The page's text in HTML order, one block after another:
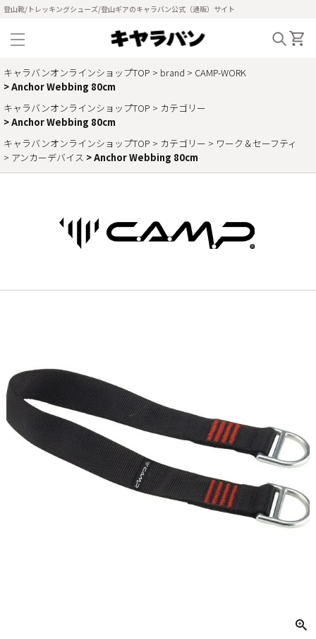
登山靴/トレッキングシューズ/登山ギアのキャラバン公式（通販）サイト
キャラバンオンラインショップTOP brand
CAMP-WORK
Anchor Webbing 80cm
キャラバンオンラインショップTOP
カテゴリー
Anchor Webbing 80cm
キャラバンオンラインショップTOP
カテゴリー
ワーク＆セーフティ
アンカーデバイス
Anchor Webbing 80cm